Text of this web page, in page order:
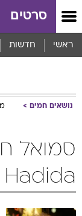
סרטים
ראשי חדשות
נושאים חמים
Hadida